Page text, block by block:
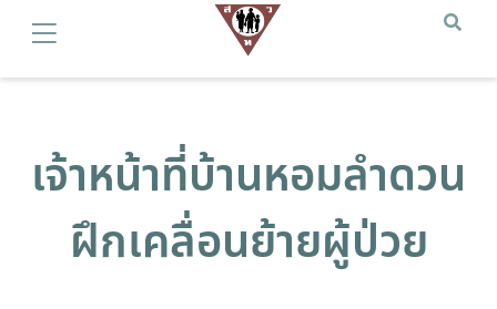
เจ้าหน้าที่บ้านหอมลำดวน
ฝึกเคลื่อนย้ายผู้ป่วย